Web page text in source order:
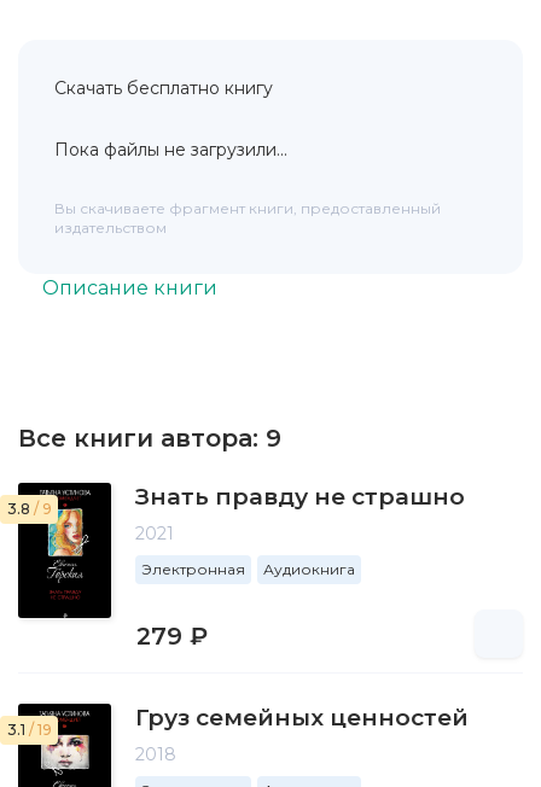
Описание книги
Все книги автора: 9
3.8 / 9 Знать правду не страшно
2021
Электронная Аудиокнига
279 ₽
3.1 / 19 Груз семейных ценностей
2018
Скачать бесплатно книгу
Пока файлы не загрузили...
Вы скачиваете фрагмент книги, предоставленный
издательством